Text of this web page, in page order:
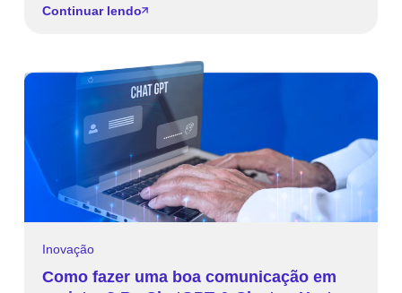
Continuar lendo
Inovação
Como fazer uma boa comunicação em